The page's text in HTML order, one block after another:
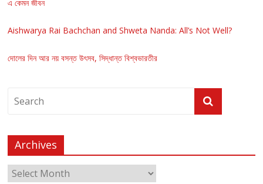
এ কেমন জীবন
Aishwarya Rai Bachchan and Shweta Nanda: All’s Not Well?
দোলের দিন আর নয় বসন্ত উৎসব, সিদ্ধান্ত বিশ্বভারতীর
Archives